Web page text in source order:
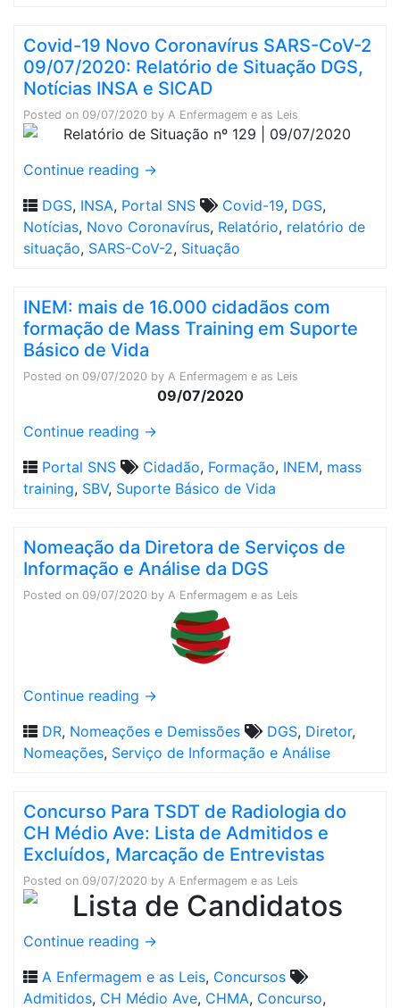
Covid-19 Novo Coronavírus SARS-CoV-2
09/07/2020: Relatório de Situação DGS,
Notícias INSA e SICAD
Posted on 09/07/2020 by A Enfermagem e as Leis
Continue reading →
DGS, INSA, Portal SNS Covid-19, DGS,
Notícias, Novo Coronavírus, Relatório, relatório de
situação, SARS-CoV-2, Situação
INEM: mais de 16.000 cidadãos com
formação de Mass Training em Suporte
Básico de Vida
Posted on 09/07/2020 by A Enfermagem e as Leis
09/07/2020
Continue reading →
Portal SNS
Cidadão, Formação, INEM, mass
training, SBV, Suporte Básico de Vida
Nomeação da Diretora de Serviços de
Informação e Análise da DGS
Posted on 09/07/2020 by A Enfermagem e as Leis
Continue reading →
DR, Nomeações e Demissões DGS, Diretor,
Nomeações, Serviço de Informação e Análise
Concurso Para TSDT de Radiologia do
CH Médio Ave: Lista de Admitidos e
Excluídos, Marcação de Entrevistas
Posted on 09/07/2020 by A Enfermagem e as Leis
Continue reading →
A Enfermagem e as Leis, Concursos
Admitidos, CH Médio Ave, CHMA, Concurso,